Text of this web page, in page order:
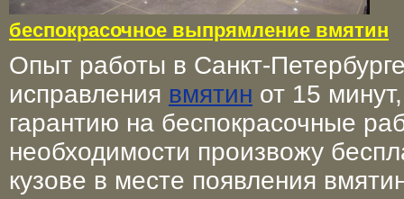
беспокрасочное выпрямление вмятин
Опыт работы в Санкт-
исправления вмятин от 15
гарантию на беспокрасочные
необходимости произвожу
кузове в месте появления